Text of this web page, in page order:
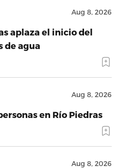
Aug 8, 2026
aplaza el inicio del
de agua
Aug 8, 2026
en Río Piedras
Aug 8, 2026